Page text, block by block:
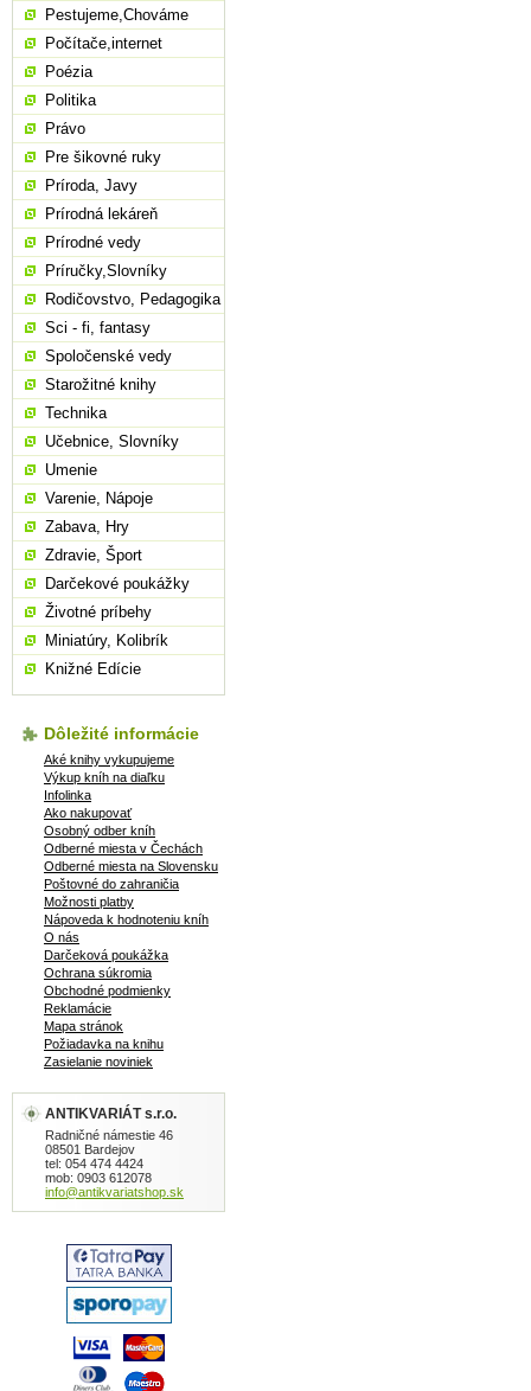
Pestujeme,Chováme
Počítače,internet
Poézia
Politika
Právo
Pre šikovné ruky
Príroda, Javy
Prírodná lekáreň
Prírodné vedy
Príručky,Slovníky
Rodičovstvo, Pedagogika
Sci - fi, fantasy
Spoločenské vedy
Starožitné knihy
Technika
Učebnice, Slovníky
Umenie
Varenie, Nápoje
Zabava, Hry
Zdravie, Šport
Darčekové poukážky
Životné príbehy
Miniatúry, Kolibrík
Knižné Edície
Dôležité informácie
Aké knihy vykupujeme
Výkup kníh na diaľku
Infolinka
Ako nakupovať
Osobný odber kníh
Odberné miesta v Čechách
Odberné miesta na Slovensku
Poštovné do zahraničia
Možnosti platby
Nápoveda k hodnoteniu kníh
O nás
Darčeková poukážka
Ochrana súkromia
Obchodné podmienky
Reklamácie
Mapa stránok
Požiadavka na knihu
Zasielanie noviniek
ANTIKVARIÁT s.r.o.
Radničné námestie 46
08501 Bardejov
tel: 054 474 4424
mob: 0903 612078
info@antikvariatshop.sk